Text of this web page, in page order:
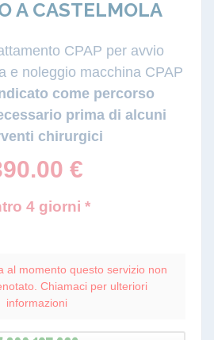
A CASTELMOLA
CPAP per avvio
e noleggio macchina CPAP
come percorso
prima di alcuni
chirurgici
€
4 giorni *
al momento questo servizio non
Chiamaci per ulteriori
informazioni